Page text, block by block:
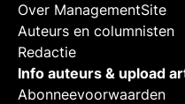
Over ManagementSite
Auteurs en columnisten
Redactie
Info auteurs & upload
Abonneevoorwaarden